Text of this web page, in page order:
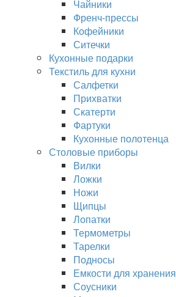
Чайники
Френч-прессы
Кофейники
Ситечки
Кухонные подарки
Текстиль для кухни
Салфетки
Прихватки
Скатерти
Фартуки
Кухонные полотенца
Столовые приборы
Вилки
Ложки
Ножи
Щипцы
Лопатки
Термометры
Тарелки
Подносы
Емкости для хранения
Соусники